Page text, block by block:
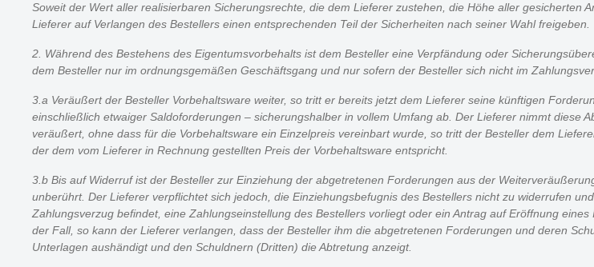
Soweit der Wert aller realisierbaren Sicherungsrechte, die dem Lieferer zustehen, die Höhe aller
Lieferer auf Verlangen des Bestellers einen entsprechenden Teil der Sicherheiten nach seiner Wahl freigeben.
2. Während des Bestehens des Eigentumsvorbehalts ist dem Besteller eine Verpfändung oder
dem Besteller nur im ordnungsgemäßen Geschäftsgang und nur sofern der Besteller sich nicht im
3.a Veräußert der Besteller Vorbehaltsware weiter, so tritt er bereits jetzt dem Lieferer seine künftigen
einschließlich etwaiger Saldoforderungen – sicherungshalber in vollem Umfang ab. Der Lieferer nimmt diese
veräußert, ohne dass für die Vorbehaltsware ein Einzelpreis vereinbart wurde, so tritt der Besteller dem
der dem vom Lieferer in Rechnung gestellten Preis der Vorbehaltsware entspricht.
3.b Bis auf Widerruf ist der Besteller zur Einziehung der abgetretenen Forderungen aus der
unberührt. Der Lieferer verpflichtet sich jedoch, die Einziehungsbefugnis des Bestellers nicht zu widerrufen
Zahlungsverzug befindet, eine Zahlungseinstellung des Bestellers vorliegt oder ein Antrag auf Eröffnung
der Fall, so kann der Lieferer verlangen, dass der Besteller ihm die abgetretenen Forderungen und deren
Unterlagen aushändigt und den Schuldnern (Dritten) die Abtretung anzeigt.